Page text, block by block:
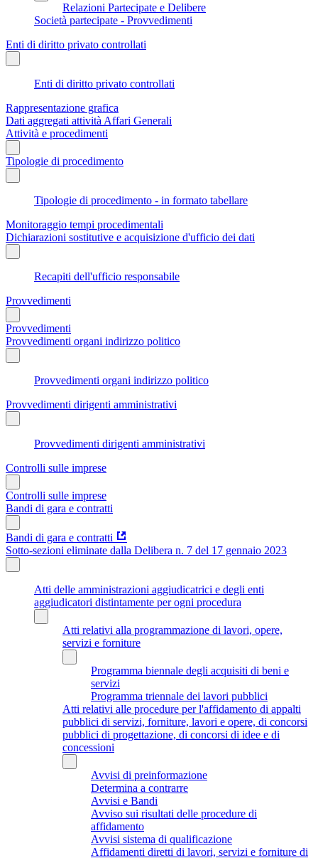
Relazioni Partecipate e Delibere
Società partecipate - Provvedimenti
Enti di diritto privato controllati
Enti di diritto privato controllati
Rappresentazione grafica
Dati aggregati attività Affari Generali
Attività e procedimenti
Tipologie di procedimento
Tipologie di procedimento - in formato tabellare
Monitoraggio tempi procedimentali
Dichiarazioni sostitutive e acquisizione d'ufficio dei dati
Recapiti dell'ufficio responsabile
Provvedimenti
Provvedimenti
Provvedimenti organi indirizzo politico
Provvedimenti organi indirizzo politico
Provvedimenti dirigenti amministrativi
Provvedimenti dirigenti amministrativi
Controlli sulle imprese
Controlli sulle imprese
Bandi di gara e contratti
Bandi di gara e contratti
Sotto-sezioni eliminate dalla Delibera n. 7 del 17 gennaio 2023
Atti delle amministrazioni aggiudicatrici e degli enti
aggiudicatori distintamente per ogni procedura
Atti relativi alla programmazione di lavori, opere,
servizi e forniture
Programma biennale degli acquisiti di beni e
servizi
Programma triennale dei lavori pubblici
Atti relativi alle procedure per l'affidamento di appalti
pubblici di servizi, forniture, lavori e opere, di concorsi
pubblici di progettazione, di concorsi di idee e di
concessioni
Avvisi di preinformazione
Determina a contrarre
Avvisi e Bandi
Avviso sui risultati delle procedure di
affidamento
Avvisi sistema di qualificazione
Affidamenti diretti di lavori, servizi e forniture di